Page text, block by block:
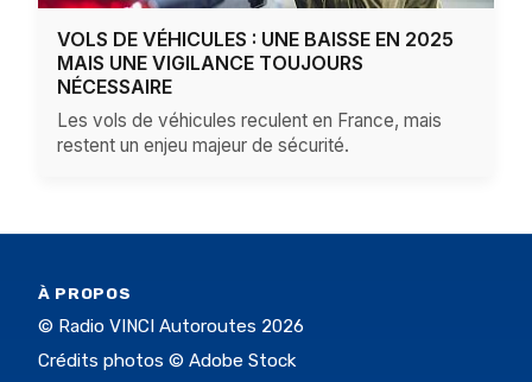
VOLS DE VÉHICULES : UNE BAISSE EN 2025
MAIS UNE VIGILANCE TOUJOURS
NÉCESSAIRE
Les vols de véhicules reculent en France, mais
restent un enjeu majeur de sécurité.
À PROPOS
© Radio VINCI Autoroutes 2026
Crédits photos © Adobe Stock